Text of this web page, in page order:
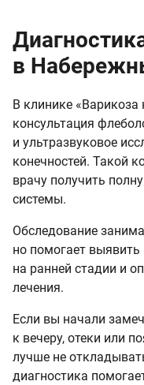
в
В клинике
консультация
и ультразвуковое
конечностей. Такой
врачу получить
системы.
Обследование
но помогает
на ранней стадии и
лечения.
Если вы начали
к вечеру, отеки или
лучше не
диагностика